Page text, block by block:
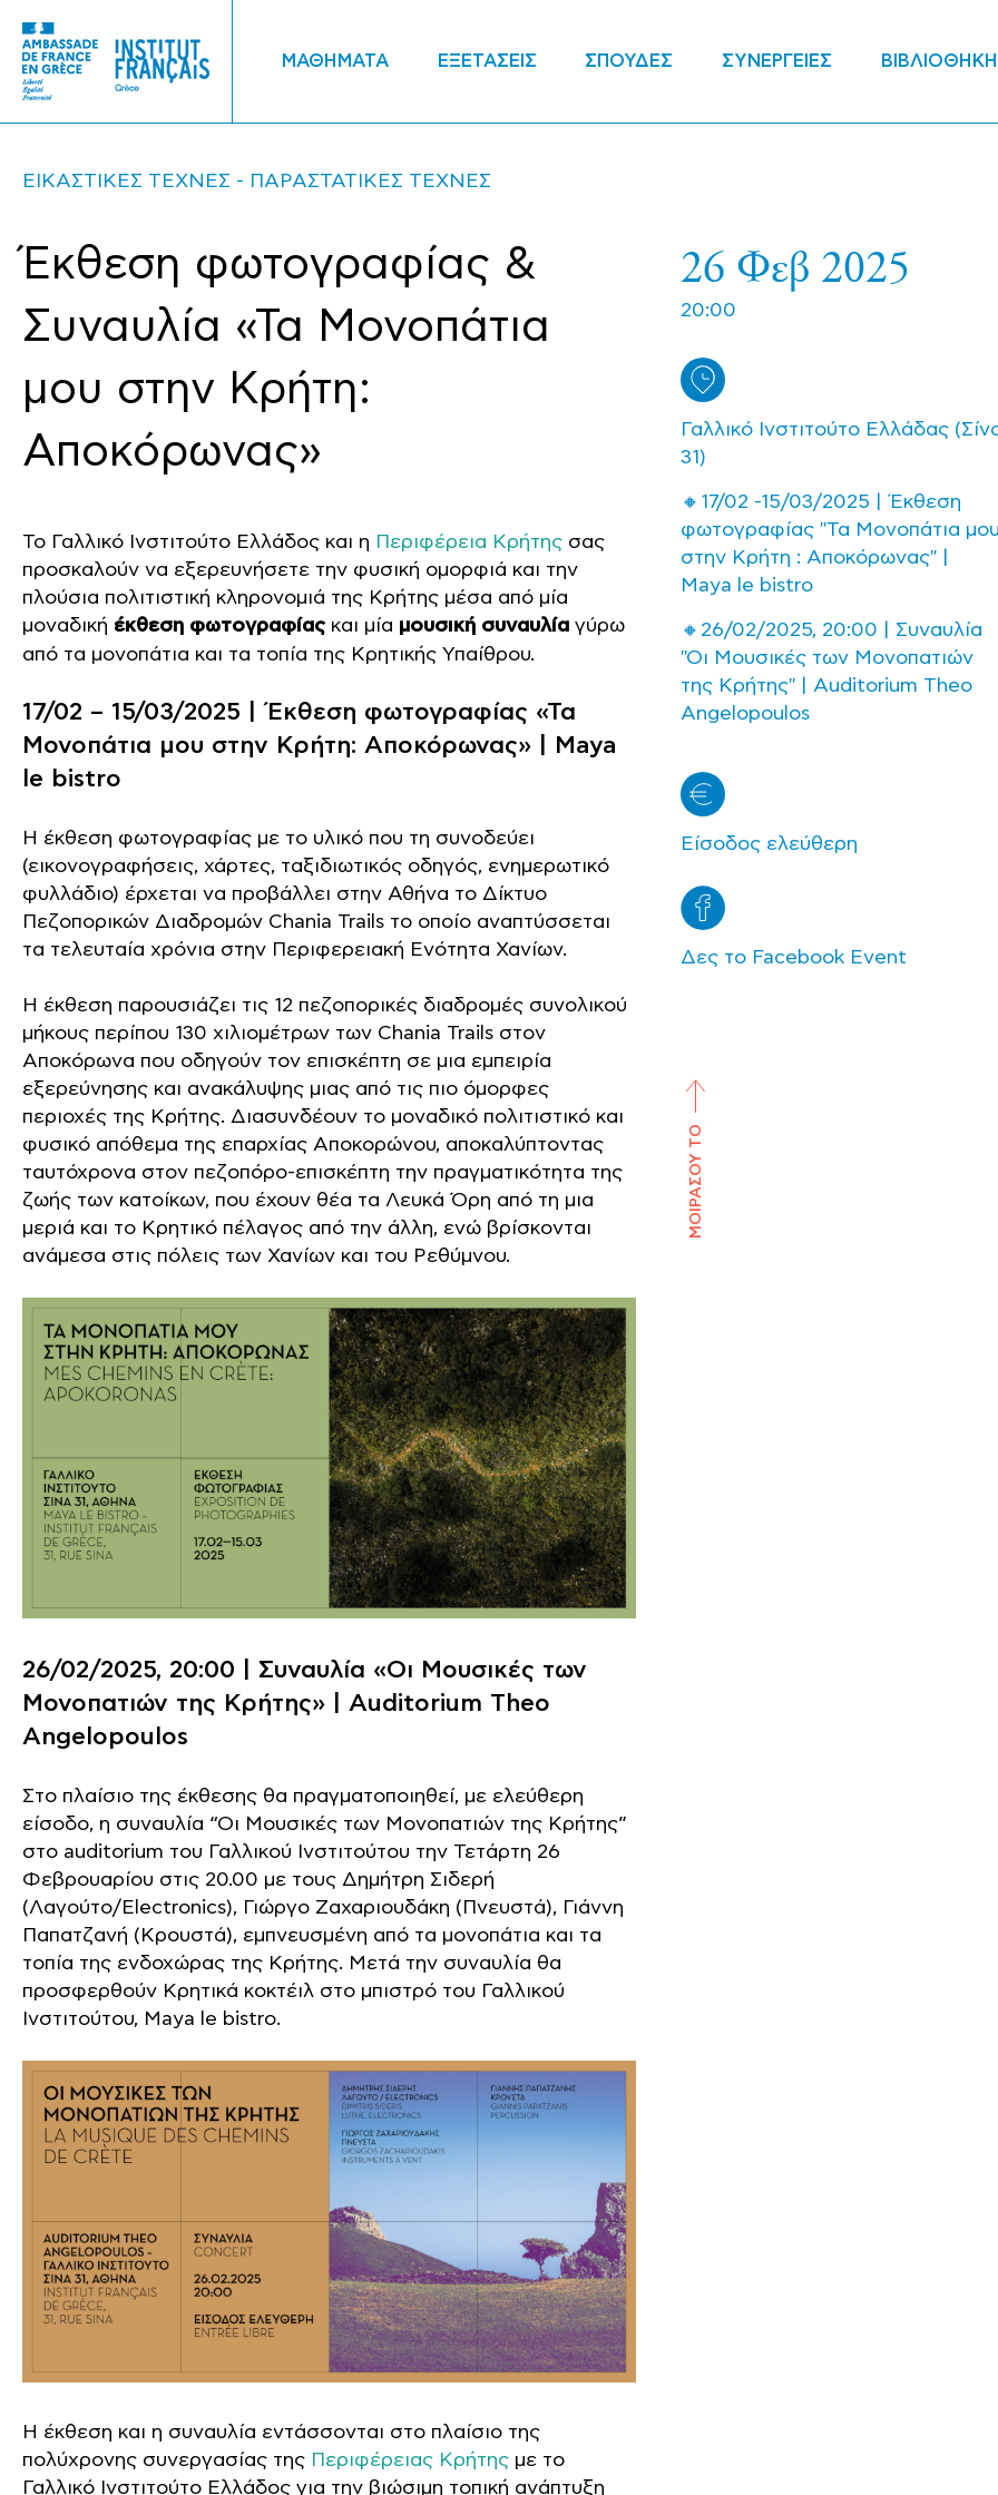
ΜΑΘΗΜΑΤΑ ΕΞΕΤΑΣΕΙΣ ΣΠΟΥΔΕΣ ΣΥΝΕΡΓΕΙΕΣ ΒΙΒΛΙΟΘΗΚΗ
ΕΙΚΑΣΤΙΚΕΣ ΤΕΧΝΕΣ ΠΑΡΑΣΤΑΤΙΚΕΣ ΤΕΧΝΕΣ
Έκθεση φωτογραφίας &
Συναυλία «Τα Μονοπάτια
μου στην Κρήτη:
Αποκόρωνας»
Το Γαλλικό Ινστιτούτο Ελλάδος και η Περιφέρεια Κρήτης σας
προσκαλούν να εξερευνήσετε την φυσική ομορφιά και την
πλούσια πολιτιστική κληρονομιά της Κρήτης μέσα από μία
μοναδική έκθεση φωτογραφίαςκαι μία μουσική συναυλία γύρω
από τα μονοπάτια και τα τοπία της Κρητικής Υπαίθρου.
17/02 – 15/03/2025 | Έκθεση φωτογραφίας «Τα
Μονοπάτια μου στην Κρήτη: Αποκόρωνας» | Maya
le bistro
Η έκθεση φωτογραφίας με το υλικό που τη συνοδεύει
(εικονογραφήσεις, χάρτες, ταξιδιωτικός οδηγός, ενημερωτικό
φυλλάδιο) έρχεται να προβάλλει στην Αθήνα το Δίκτυο
Πεζοπορικών Διαδρομών Chania Trails το οποίο αναπτύσσεται
τα τελευταία χρόνια στην Περιφερειακή Ενότητα Χανίων.
Η έκθεση παρουσιάζει τις 12 πεζοπορικές διαδρομές συνολικού
μήκους περίπου 130 χιλιομέτρων των Chania Trails στον
Αποκόρωνα που οδηγούν τον επισκέπτη σε μια εμπειρία
εξερεύνησης και ανακάλυψης μιας από τις πιο όμορφες
περιοχές της Κρήτης. Διασυνδέουν το μοναδικό πολιτιστικό και
φυσικό απόθεμα της επαρχίας Αποκορώνου, αποκαλύπτοντας
ταυτόχρονα στον πεζοπόρο-επισκέπτη την πραγματικότητα της
ζωής των κατοίκων, που έχουν θέα τα Λευκά Όρη από τη μια
μεριά και το Κρητικό πέλαγος από την άλλη, ενώ βρίσκονται
ανάμεσα στις πόλεις των Χανίων και του Ρεθύμνου.
26/02/2025, 20:00 | Συναυλία «Οι Μουσικές των
Μονοπατιών της Κρήτης» | Αuditorium Theo
Angelopoulos
Στο πλαίσιο της έκθεσης θα πραγματοποιηθεί, με ελεύθερη
είσοδο, η συναυλία “Οι Μουσικές των Μονοπατιών της Κρήτης”
στο auditorium του Γαλλικού Ινστιτούτου την Τετάρτη 26
Φεβρουαρίου στις 20.00 με τους Δημήτρη Σιδερή
(Λαγούτο/Electronics), Γιώργο Ζαχαριουδάκη (Πνευστά), Γιάννη
Παπατζανή (Κρουστά), εμπνευσμένη από τα μονοπάτια και τα
τοπία της ενδοχώρας της Κρήτης. Μετά την συναυλία θα
προσφερθούν Κρητικά κοκτέιλ στο μπιστρό του Γαλλικού
Ινστιτούτου, Maya le bistro.
Η έκθεση και η συναυλία εντάσσονται στο πλαίσιο της
πολύχρονης συνεργασίας της Περιφέρειας Κρήτης με το
Γαλλικό Ινστιτούτο Ελλάδος για την βιώσιμη τοπική ανάπτυξη
26 Φεβ 2025
20:00
Γαλλικό Ινστιτούτο Ελλάδας
31)
🔸17/02 -15/03/2025 | Έκθεση
φωτογραφίας "Τα Μονοπάτια
στην Κρήτη : Αποκόρωνας" |
Maya le bistro
🔸26/02/2025, 20:00 | Συναυλία
"Οι Μουσικές των Μονοπατιών
της Κρήτης" | Αuditorium Theo
Angelopoulos
Είσοδος ελεύθερη
Δες το Facebook Event
ΜΟΙΡΑΣΟΥ ΤΟ